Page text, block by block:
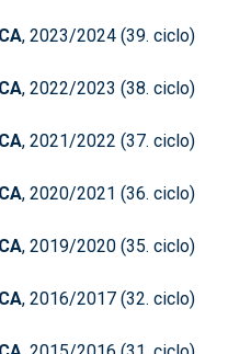
, 2023/2024 (39. ciclo)
, 2022/2023 (38. ciclo)
, 2021/2022 (37. ciclo)
, 2020/2021 (36. ciclo)
, 2019/2020 (35. ciclo)
, 2016/2017 (32. ciclo)